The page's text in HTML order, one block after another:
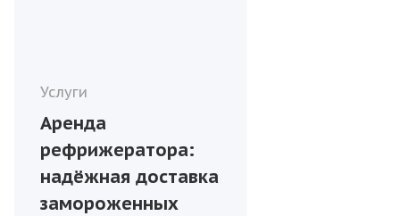
Услуги
Аренда
рефрижератора:
надёжная доставка
замороженных